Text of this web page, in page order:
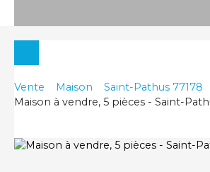
Vente Maison
Saint-Pathus 77178
Maison à vendre, 5 pièces - Saint-